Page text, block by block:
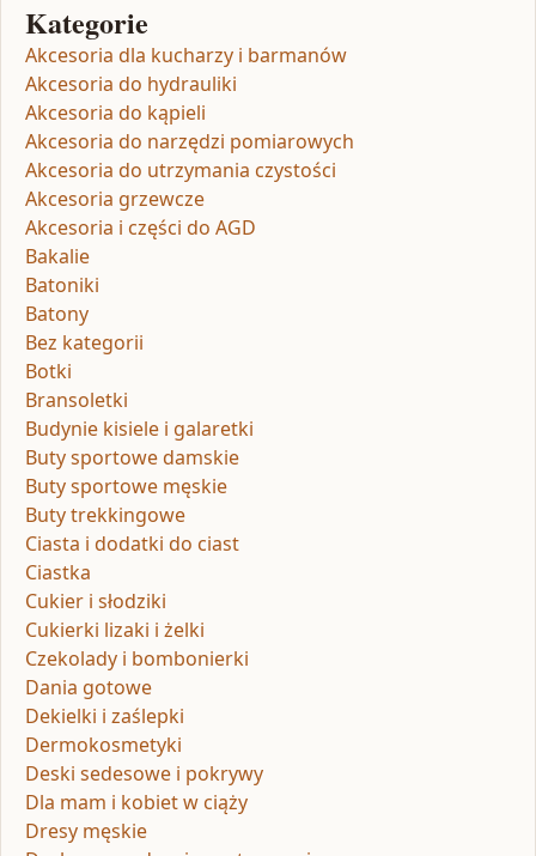
Kategorie
Akcesoria dla kucharzy i barmanów
Akcesoria do hydrauliki
Akcesoria do kąpieli
Akcesoria do narzędzi pomiarowych
Akcesoria do utrzymania czystości
Akcesoria grzewcze
Akcesoria i części do AGD
Bakalie
Batoniki
Batony
Bez kategorii
Botki
Bransoletki
Budynie kisiele i galaretki
Buty sportowe damskie
Buty sportowe męskie
Buty trekkingowe
Ciasta i dodatki do ciast
Ciastka
Cukier i słodziki
Cukierki lizaki i żelki
Czekolady i bombonierki
Dania gotowe
Dekielki i zaślepki
Dermokosmetyki
Deski sedesowe i pokrywy
Dla mam i kobiet w ciąży
Dresy męskie